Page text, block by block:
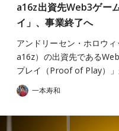
a16z出資先Web3ゲー
イ」、事業終了へ
アンドリーセン・ホロウ
a16z）の出資先である
プレイ（Proof of Play）
一本寿和